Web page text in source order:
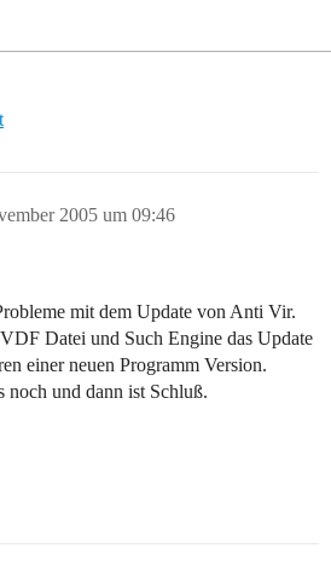
2005 um 09:46
mit dem Update von Anti Vir.
Datei und Such Engine das Update
einer neuen Programm Version.
noch und dann ist Schluß.